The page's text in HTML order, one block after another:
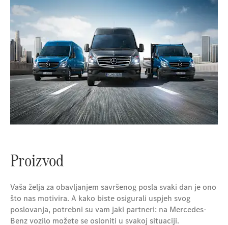
Proizvod
Vaša želja za obavljanjem savršenog posla svaki dan je ono
što nas motivira. A kako biste osigurali uspjeh svog
poslovanja, potrebni su vam jaki partneri: na Mercedes-
Benz vozilo možete se osloniti u svakoj situaciji.